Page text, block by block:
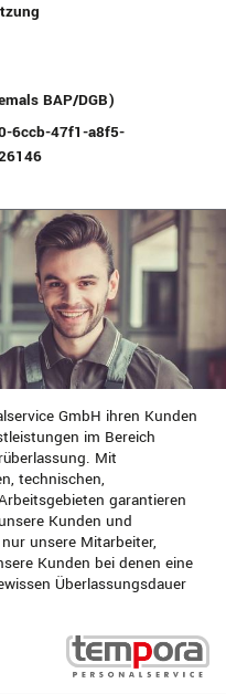
BAP/DGB)
6ccb-47f1-a8f5-
GmbH ihren Kunden
im Bereich
Mit
technischen,
garantieren
Kunden und
unsere Mitarbeiter,
Kunden bei denen eine
Überlassungsdauer